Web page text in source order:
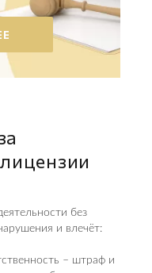
без
и влечёт:
– штраф и